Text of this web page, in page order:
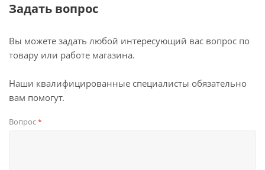
Задать вопрос
Вы можете задать любой интересующий вас вопрос по
товару или работе магазина.
Наши квалифицированные специалисты обязательно
вам помогут.
Вопрос*